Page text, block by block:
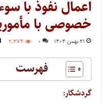
اعمال نفوذ با
خصوصی با
۲۱ بهمن ۱۴۰۴ ۰ ۲,۳۷۴
فهرست
گردشکار: